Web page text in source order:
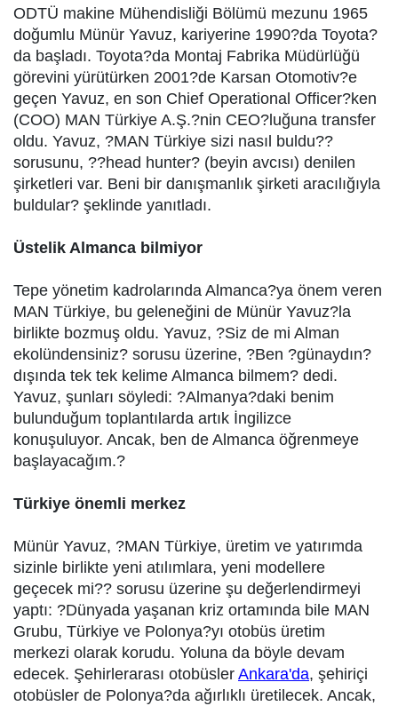
ODTÜ makine Mühendisliği Bölümü mezunu 1965
doğumlu Münür Yavuz, kariyerine 1990?da Toyota?
da başladı. Toyota?da Montaj Fabrika Müdürlüğü
görevini yürütürken 2001?de Karsan Otomotiv?e
geçen Yavuz, en son Chief Operational Officer?ken
(COO) MAN Türkiye A.Ş.?nin CEO?luğuna transfer
oldu. Yavuz, ?MAN Türkiye sizi nasıl buldu??
sorusunu, ??head hunter? (beyin avcısı) denilen
şirketleri var. Beni bir danışmanlık şirketi aracılığıyla
buldular? şeklinde yanıtladı.
Üstelik Almanca bilmiyor
Tepe yönetim kadrolarında Almanca?ya önem veren
MAN Türkiye, bu geleneğini de Münür Yavuz?la
birlikte bozmuş oldu. Yavuz, ?Siz de mi Alman
ekolündensiniz? sorusu üzerine, ?Ben ?günaydın?
dışında tek tek kelime Almanca bilmem? dedi.
Yavuz, şunları söyledi: ?Almanya?daki benim
bulunduğum toplantılarda artık İngilizce
konuşuluyor. Ancak, ben de Almanca öğrenmeye
başlayacağım.?
Türkiye önemli merkez
Münür Yavuz, ?MAN Türkiye, üretim ve yatırımda
sizinle birlikte yeni atılımlara, yeni modellere
geçecek mi?? sorusu üzerine şu değerlendirmeyi
yaptı: ?Dünyada yaşanan kriz ortamında bile MAN
Grubu, Türkiye ve Polonya?yı otobüs üretim
merkezi olarak korudu. Yoluna da böyle devam
edecek. Şehirlerarası otobüsler Ankara'da, şehiriçi
otobüsler de Polonya?da ağırlıklı üretilecek. Ancak,